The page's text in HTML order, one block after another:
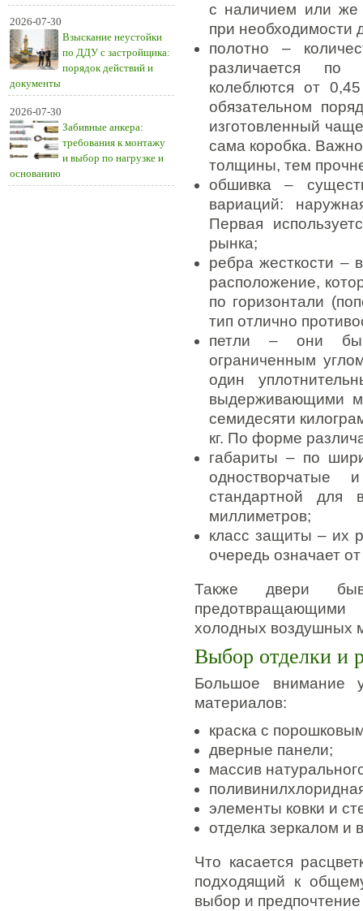
2026-07-30
Взыскание неустойки
по ДДУ с застройщика:
порядок действий и
документы
2026-07-30
Забивные анкера:
требования к монтажу
и выбор по нагрузке и
основанию
с наличием или же
при необходимости
полотно –
различается по
колеблются от
обязательном
изготовленный
сама коробка.
толщины, тем
обшивка –
вариаций:
Первая
рынка;
ребра жесткости –
расположение,
по горизонтали
тип отлично
петли – они
ограниченным
один
выдерживающими
семидесяти
кг. По форме
габариты – по
одностворчатые
стандартной для
миллиметров;
класс защиты – их
очередь означает
Также двери
холодных воздушных
Выбор отделки и
Большое внимание
материалов:
краска с
дверные панели;
массив
элементы ковки и
отделка зеркалом и
Что касается
подходящий к
выбор и предпочтение